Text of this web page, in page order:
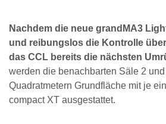
Nachdem die neue grandMA3
und reibungslos die Kontrolle
das CCL bereits die nächsten
werden die benachbarten Säle 2
Quadratmetern Grundfläche mit je
compact XT ausgestattet.